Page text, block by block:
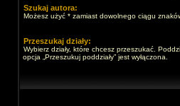
Szukaj autora:
Możesz użyć * zamiast dowolnego ciągu
Przeszukaj działy:
Wybierz działy, które chcesz przeszukać.
opcja „Przeszukuj poddziały” jest wyłączona.